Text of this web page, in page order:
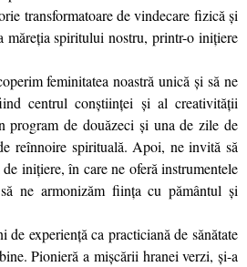
transformatoare de vindecare fizică și
măreția spiritului nostru, printr-o inițiere
feminitatea noastră unică și să ne
centrul conștiinței și al creativității
program de douăzeci și una de zile de
reînnoire spirituală. Apoi, ne invită să
inițiere, în care ne oferă instrumentele
ne armonizăm ființa cu pământul și
experiență ca practiciană de sănătate
Pionieră a mișcării hranei verzi, și-a